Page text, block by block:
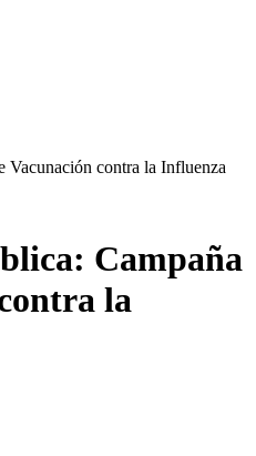
Vacunación contra la Influenza
Campaña
la